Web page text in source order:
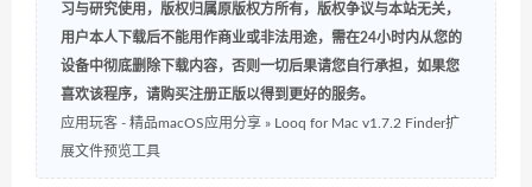
习与研究使用，版权归属原版权方所有，版权争议与本站无关，
用户本人下载后不能用作商业或非法用途，需在24小时内从您的
设备中彻底删除下载内容，否则一切后果请您自行承担，如果您
喜欢该程序，请购买注册正版以得到更好的服务。
应用玩客 - 精品macOS应用分享 » Looq for Mac v1.7.2 Finder扩
展文件预览工具